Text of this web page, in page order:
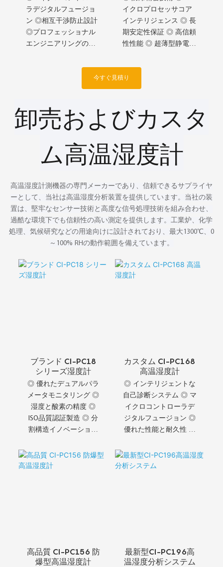
ラデジタルフュージョ
ン ◎相互干渉防止設計
◎プロフェッショナル
エンジニアリングの卓
イクロプロセッサコア
インテリジェンス ◎ 長
期安定性保証 ◎ 高信頼
性性能 ◎ 超薄型静電容
イクル
今すぐ見積り
卸売およびカスタ
ム高温湿度計
高温湿度計測機器の専門メーカーであり、信頼できるサプライヤ
ーとして、当社は高温湿度分析装置を提供しています。当社の装
置は、堅牢なセンサー技術と高度な信号処理技術を組み合わせ、
過酷な環境下でも信頼性の高い測定を提供します。工業炉、化学
処理、気候研究などの用途向けに設計されており、最大1300℃、0
～100% RHの動作範囲を備えています。
ブランド CI-PC18
シリーズ湿度計
◎ 優れたデュアルパラ
メータモニタリング ◎
湿度と酸素の精度 ◎
ISO品質認証製造 ◎ 分
割構造イノベーション
限環境対応 ◎ 安全な通
信プロトコル ◎ 専用ト
カスタム CI-PC168
高温湿度計
◎ インテリジェントな
自己診断システム ◎ マ
イクロコントローラデ
ジタルフュージョン ◎
優れた性能と耐久性 ◎
校正サイクル
高品質 CI-PC156 防
爆型高温湿度計
最新型CI-PC196高
温湿度分析システム